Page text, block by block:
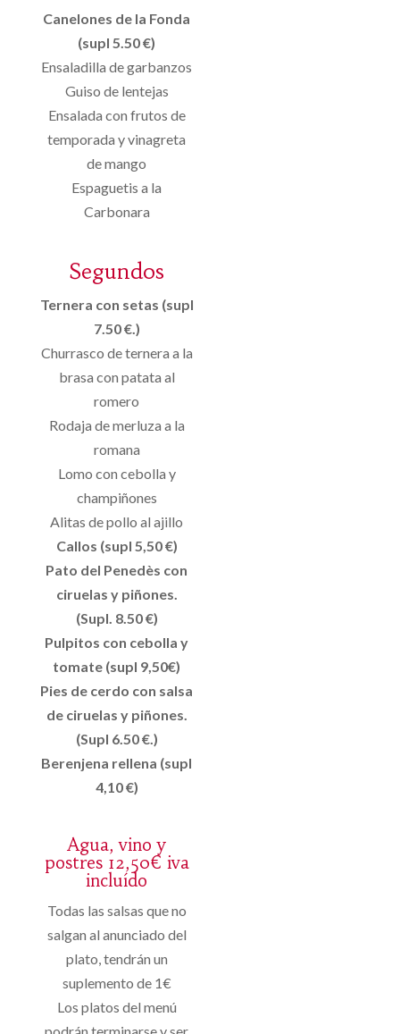
Canelones de la Fonda
(supl 5.50 €)
Ensaladilla de garbanzos
Guiso de lentejas
Ensalada con frutos de
temporada y vinagreta
de mango
Espaguetis a la
Carbonara
Segundos
Ternera con setas (supl
7.50 €.)
Churrasco de ternera a la
brasa con patata al
romero
Rodaja de merluza a la
romana
Lomo con cebolla y
champiñones
Alitas de pollo al ajillo
Callos (supl 5,50 €)
Pato del Penedès con
ciruelas y piñones.
(Supl. 8.50 €)
Pulpitos con cebolla y
tomate (supl 9,50€)
Pies de cerdo con salsa
de ciruelas y piñones.
(Supl 6.50 €.)
Berenjena rellena (supl
4,10 €)
Agua, vino y
postres 12,50€ iva
incluído
Todas las salsas que no
salgan al anunciado del
plato, tendrán un
suplemento de 1€
Los platos del menú